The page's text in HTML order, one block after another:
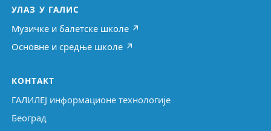
УЛАЗ У ГАЛИС
Музичке и балетске школе ↗
Основне и средње школе ↗
КОНТАКТ
ГАЛИЛЕЈ информационе технологије
Београд